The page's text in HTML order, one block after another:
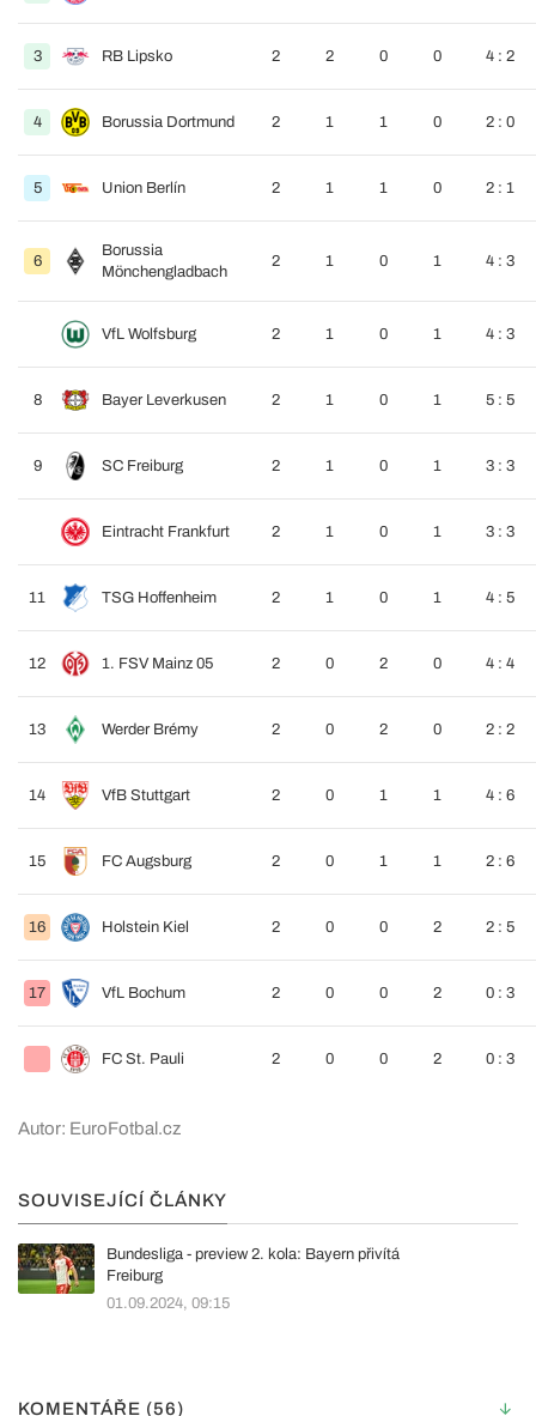
3 RB Lipsko 2 2 0 0 4 : 2
4 Borussia Dortmund 2 1 1 0 2 : 0
5 Union Berlín 2 1 1 0 2 : 1
6
Borussia
Mönchengladbach
2 1 0 1 4 : 3
VfL Wolfsburg 2 1 0 1 4 : 3
8 Bayer Leverkusen 2 1 0 1 5 : 5
9 SC Freiburg 2 1 0 1 3 : 3
Eintracht Frankfurt 2 1 0 1 3 : 3
11 TSG Hoffenheim 2 1 0 1 4 : 5
12 1. FSV Mainz 05 2 0 2 0 4 : 4
13 Werder Brémy 2 0 2 0 2 : 2
14 VfB Stuttgart 2 0 1 1 4 : 6
15 FC Augsburg 2 0 1 1 2 : 6
16 Holstein Kiel 2 0 0 2 2 : 5
17 VfL Bochum 2 0 0 2 0 : 3
FC St. Pauli 2 0 0 2 0 : 3
Autor: EuroFotbal.cz
SOUVISEJÍCÍ ČLÁNKY
Bundesliga - preview 2. kola: Bayern přivítá
Freiburg
01.09.2024, 09:15
KOMENTÁŘE (56)